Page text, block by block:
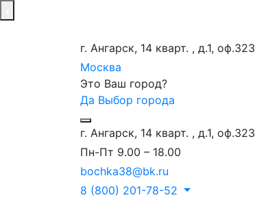
г. Ангарск, 14 кварт. , д.1, оф.323
Москва
Это Ваш город?
Да Выбор города
г. Ангарск, 14 кварт. , д.1, оф.323
Пн-Пт 9.00 – 18.00
bochka38@bk.ru
8 (800) 201-78-52